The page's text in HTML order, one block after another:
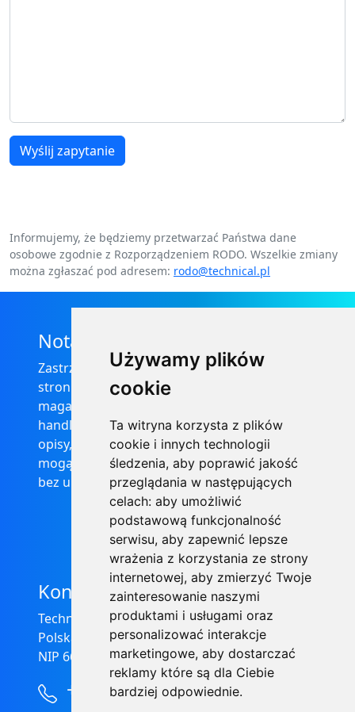
Używamy plików
cookie
Ta witryna korzysta z plików
cookie i innych technologii
śledzenia, aby poprawić jakość
przeglądania w następujących
celach: aby umożliwić
podstawową funkcjonalność
serwisu, aby zapewnić lepsze
wrażenia z korzystania ze strony
internetowej, aby zmierzyć Twoje
zainteresowanie naszymi
produktami i usługami oraz
personalizować interakcje
marketingowe, aby dostarczać
reklamy które są dla Ciebie
bardziej odpowiednie.
Wyślij zapytanie
Informujemy, że będziemy przetwarzać Państwa dane
osobowe zgodnie z Rozporządzeniem RODO. Wszelkie zmiany
można zgłaszać pod adresem: rodo@technical.pl
Nota prawna
Zastrzega się, że informacje zamieszczone na
stronie internetowej https://informator-
magazynowy.technical.pl/ nie stanowią oferty
handlowej w rozumieniu prawa, ponadto
opisy, dane techniczne i pozostałe informacje
mogą ulec zmianie bez podania przyczyny i
bez uprzedzenia.
Kontakt
Technical Grzegorz Tęgos
Polska, 62-600 Koło, ul. Toruńska 212
NIP 666-137-75-84, REGON 310288700
+48 63-27-25-478